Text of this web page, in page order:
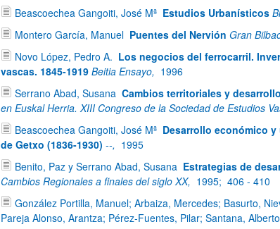
Beascoechea Gangoiti, José Mª Estudios Urbanísticos
Montero García, Manuel Puentes del Nervión Gran
Novo López, Pedro A. Los negocios del ferrocarril.
vascas. 1845-1919 Beitia Ensayo, 1996
Serrano Abad, Susana Cambios territoriales y
en Euskal Herria. XIII Congreso de la Sociedad de Estudios
Beascoechea Gangoiti, José Mª Desarrollo económico
de Getxo (1836-1930) --, 1995
Benito, Paz y Serrano Abad, Susana Estrategias de
Cambios Regionales a finales del siglo XX, 1995; 406 - 410
González Portilla, Manuel; Arbaiza, Mercedes; Basurto,
Pareja Alonso, Arantza; Pérez-Fuentes, Pilar; Santana,